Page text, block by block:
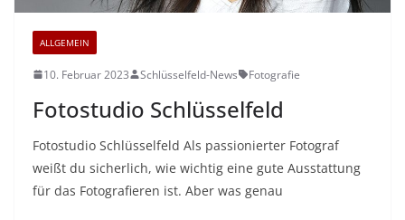
ALLGEMEIN
10. Februar 2023 Schlüsselfeld-News Fotografie
Fotostudio Schlüsselfeld
Fotostudio Schlüsselfeld Als passionierter Fotograf
weißt du sicherlich, wie wichtig eine gute Ausstattung
für das Fotografieren ist. Aber was genau